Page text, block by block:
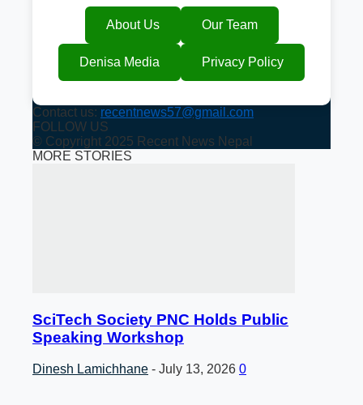
About Us Our Team
Denisa Media Privacy Policy
Contact us: recentnews57@gmail.com
FOLLOW US
© Copyright 2025 Recent News Nepal
MORE STORIES
SciTech Society PNC Holds Public
Speaking Workshop
Dinesh Lamichhane - July 13, 2026 0